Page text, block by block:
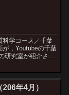
科学コース／千葉
が，Youtubeの千葉
年4月）